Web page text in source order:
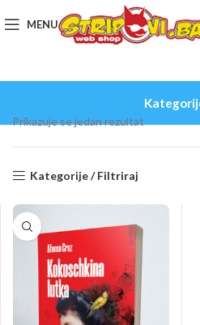
MENU
Prikazuje se jedan rezultat
Kategorije / Filtriraj